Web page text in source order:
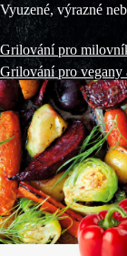
Vyuzené, výrazné
Grilování pro
Grilování pro vegany